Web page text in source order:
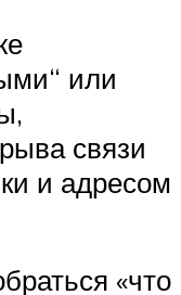
или
связи
и адресом
«что